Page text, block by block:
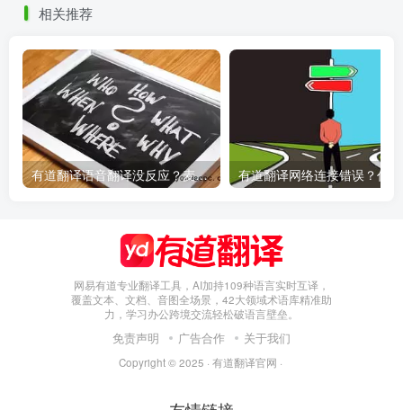
相关推荐
有道翻译语音翻译没反应？麦克风权限设置指南
网易有道专业翻译工具，AI加持109种语言实时互译，
覆盖文本、文档、音图全场景，42大领域术语库精准助
力，学习办公跨境交流轻松破语言壁垒。
免责声明 广告合作 关于我们
Copyright © 2025 · 有道翻译官网 ·